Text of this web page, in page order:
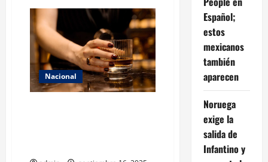
FES
Zaragoza
sus
puertas
para
brindar
apoyo
psicológico
tras
Nacional
Español;
estos
mexicanos
también
aparecen
Noruega
exige la
salida de
Infantino y